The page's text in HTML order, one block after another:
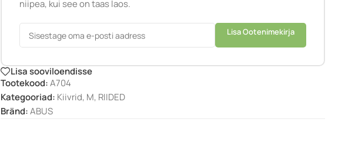
niipea, kui see on taas laos.
Lisa Ootenimekirja
Lisa sooviloendisse
Tootekood:A704
Kategooriad: Kiivrid, M, RIIDED
Bränd:ABUS